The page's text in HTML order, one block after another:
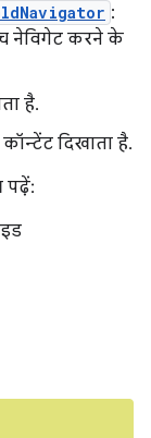
:
नेविगेट करने के
है.
दिखाता है.
पढ़ें: